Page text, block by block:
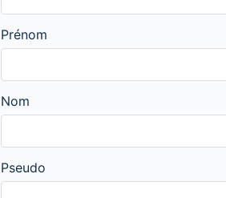
Prénom
Nom
Pseudo